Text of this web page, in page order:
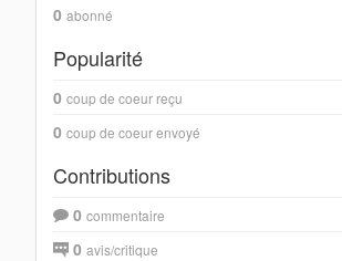
0 abonné
Popularité
0 coup de coeur reçu
0 coup de coeur envoyé
Contributions
0 commentaire
0 avis/critique